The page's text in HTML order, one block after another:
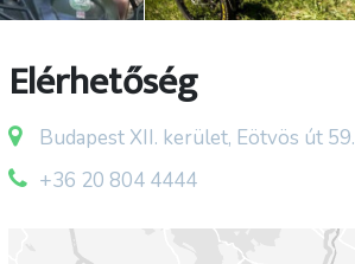
Elérhetőség
Budapest XII. kerület, Eötvös út 59.
+36 20 804 4444